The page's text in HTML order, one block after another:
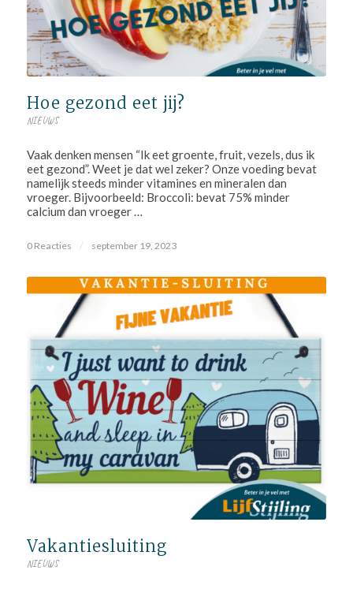
Hoe gezond eet jij?
NIEUWS
Vaak denken mensen “Ik eet groente, fruit, vezels, dus ik
eet gezond”. Weet je dat wel zeker? Onze voeding bevat
namelijk steeds minder vitamines en mineralen dan
vroeger. Bijvoorbeeld: Broccoli: bevat 75% minder
calcium dan vroeger …
0 Reacties / september 19, 2023
Vakantiesluiting
NIEUWS